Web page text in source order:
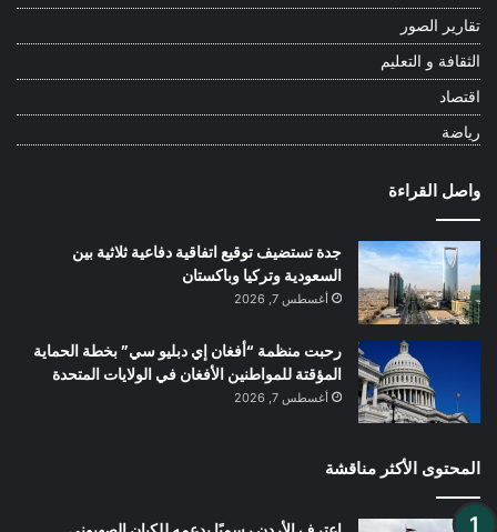
تقارير الصور
الثقافة و التعليم
اقتصاد
رياضة
واصل القراءة
جدة تستضيف توقيع اتفاقية دفاعية ثلاثية بين
السعودية وتركيا وباكستان
أغسطس 7, 2026
رحبت منظمة “أفغان إي دبليو سي” بخطة الحماية
المؤقتة للمواطنين الأفغان في الولايات المتحدة
أغسطس 7, 2026
المحتوى الأكثر مناقشة